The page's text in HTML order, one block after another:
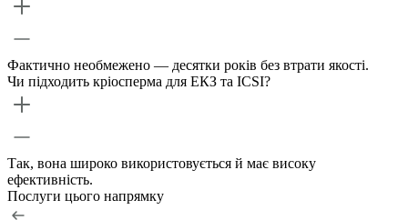
Фактично необмежено — десятки років без втрати якості.
Чи підходить кріосперма для ЕКЗ та ICSI?
Так, вона широко використовується й має високу
ефективність.
Послуги цього напрямку